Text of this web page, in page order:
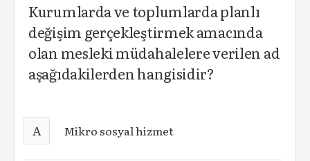
Kurumlarda ve toplumlarda planlı
değişim gerçekleştirmek amacında
olan mesleki müdahalelere verilen ad
aşağıdakilerden hangisidir?
A Mikro sosyal hizmet